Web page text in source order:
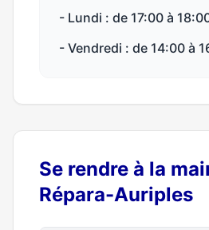
- Lundi : de 17:00 à
- Vendredi : de 14:00 à
Se rendre à la
Répara-Auriples